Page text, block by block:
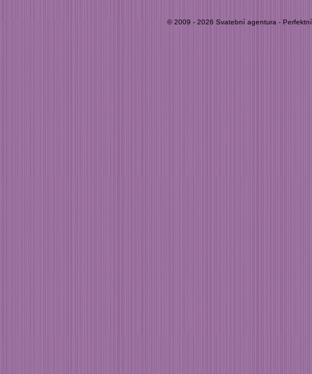
© 2009 - 2026 Svatební agentura -